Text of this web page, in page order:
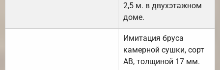
2,5 м. в двухэтажном
доме.
Имитация бруса
камерной сушки, сорт
АВ, толщиной 17 мм.